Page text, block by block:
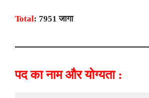
Total: 7951 जागा
पद का नाम और योग्यता :